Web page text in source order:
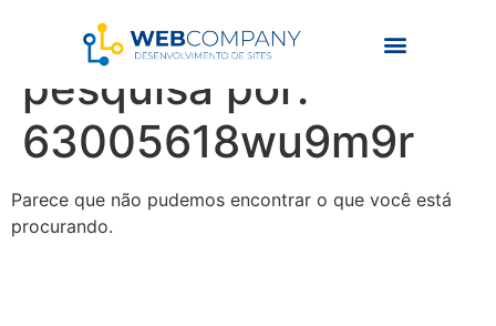
Resultados da
pesquisa por:
63005618wu9m9r
Parece que não pudemos encontrar o que você está
procurando.